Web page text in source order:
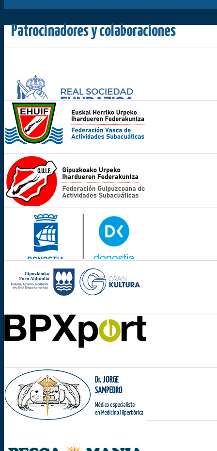
Patrocinadores y colaboraciones